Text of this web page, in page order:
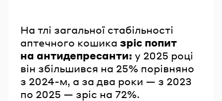
На тлі загальної стабільності
аптечного кошика зріс попит
на антидепресанти: у 2025 році
він збільшився на 25% порівняно
з 2024-м, а за два роки — з 2023
по 2025 — зріс на 72%.